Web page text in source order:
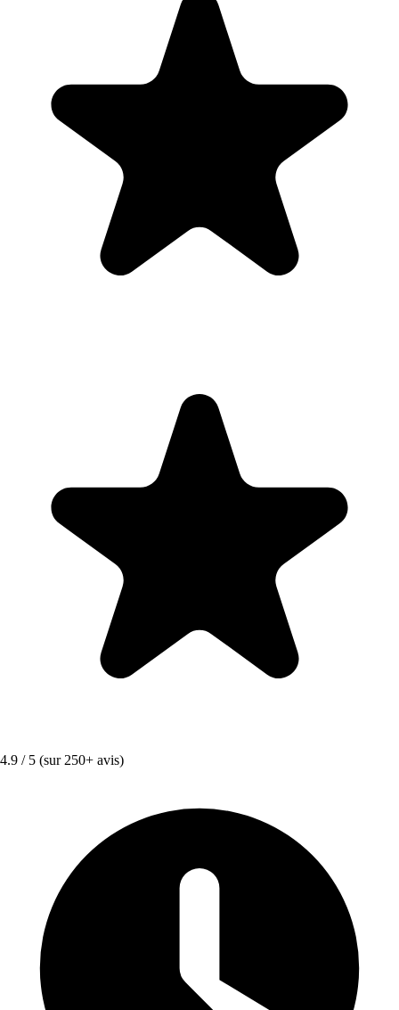
4.9 / 5 (sur 250+ avis)